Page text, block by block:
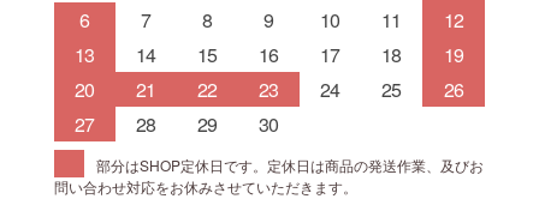
6
7 8 9 10 11
12
13
14 15 16 17 18
19
20
21 22 23 24 25
26
27
28 29 30
部分はSHOP定休日です。定休日は商品の発送作業、及びお
問い合わせ対応をお休みさせていただきます。